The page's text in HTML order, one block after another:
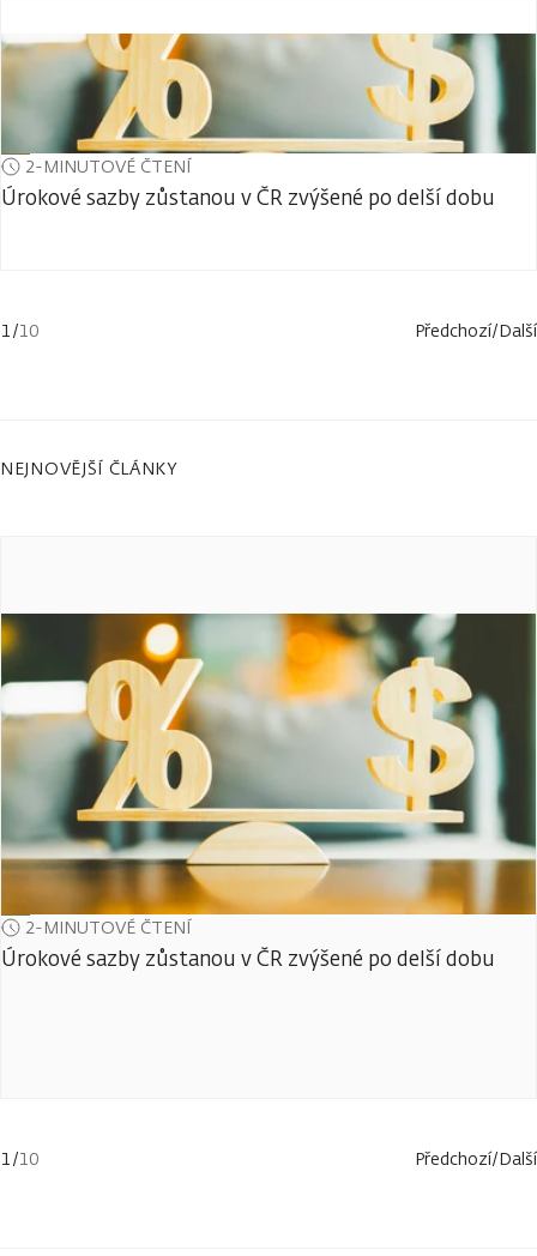
2-MINUTOVÉ ČTENÍ
Úrokové sazby zůstanou v ČR zvýšené po delší dobu
1/10 Předchozí/Další
NEJNOVĚJŠÍ ČLÁNKY
2-MINUTOVÉ ČTENÍ
Úrokové sazby zůstanou v ČR zvýšené po delší dobu
1/10 Předchozí/Další